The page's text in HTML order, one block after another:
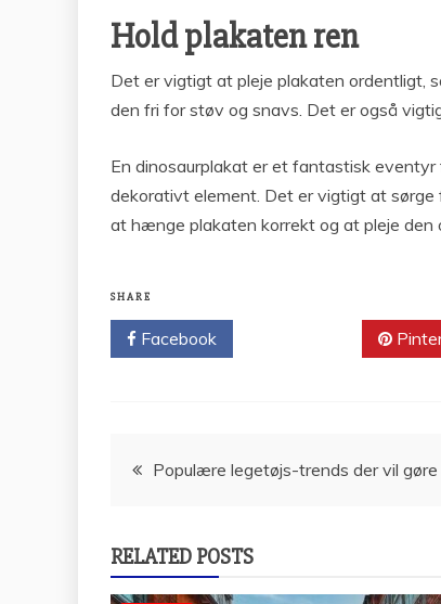
Hold plakaten ren
Det er vigtigt at pleje plakaten ordentligt,
den fri for støv og snavs. Det er også
En dinosaurplakat er et fantastisk
dekorativt element. Det er vigtigt at
at hænge plakaten korrekt og at pleje den
SHARE
Facebook
Indlægsnavigation
Populære legetøjs-trends der vil
RELATED POSTS